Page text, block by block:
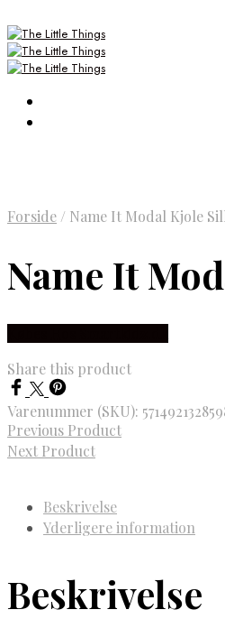
Forside / Name It Modal Kjole
Name It
Share this product
Varenummer (SKU):
Previous Product
Next Product
Beskrivelse
Yderligere information
Beskrivelse